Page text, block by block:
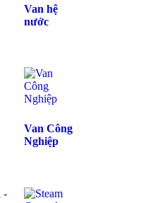
Van hệ
nước
Van Công
Nghiệp